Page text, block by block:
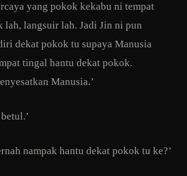
yang pokok kekabu ni tempat
lah, langsuir lah. Jadi Jin ni pun
dekat pokok tu supaya Manusia
tingal hantu dekat pokok.
Manusia.’
nampak hantu dekat pokok tu ke?’